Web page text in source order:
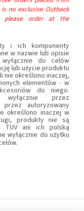
no exclusive Outback
please order at the
i ich komponenty
w nazwie lub opisie
do celów
lub użycie produktu
nie określono inaczej,
elementów - w
do niego.
przez
przez autoryzowany
określono inaczej w
produkty nie są
TUV ani ich polską
wyłącznie do użytku